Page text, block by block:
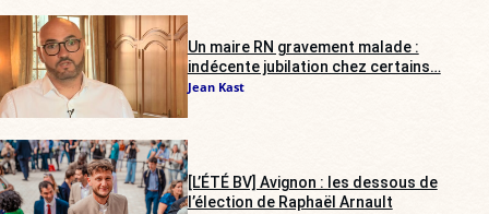
Un maire RN gravement malade :
indécente jubilation chez certains…
Jean Kast
[L’ÉTÉ BV] Avignon : les dessous de
l’élection de Raphaël Arnault